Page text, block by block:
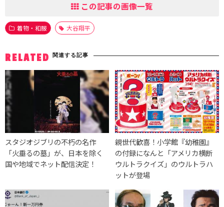
この記事の画像一覧
着物・和服 大谷翔平
RELATED 関連する記事
スタジオジブリの不朽の名作
「火垂るの墓」が、日本を除く
国や地域でネット配信決定！
親世代歓喜！小学館『幼稚園』
の付録になんと「アメリカ横断
ウルトラクイズ」のウルトラハ
ットが登場